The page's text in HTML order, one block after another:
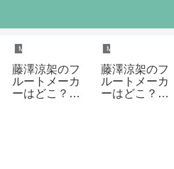
Mrs. GREEN APPLE
藤澤涼架のフ
ルートメーカ
ーはどこ？愛
Mrs. GREEN APPLE
藤澤涼架のフ
ルートメーカ
ーはどこ？愛